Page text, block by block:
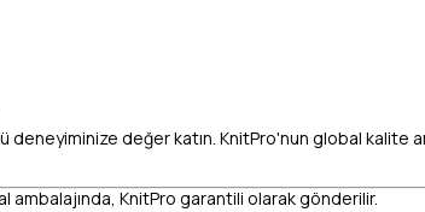
deneyiminize değer katın. KnitPro'nun global kalite
ambalajında, KnitPro garantili olarak gönderilir.